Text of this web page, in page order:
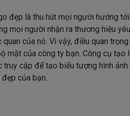
đẹp là thu hút mọi người hướng
mọi người nhận ra thương hiệu
của nó. Vì vậy, điều quan
mặt của công ty bạn. Công cụ tạo
cập để tạo biểu tượng hình
của bạn.